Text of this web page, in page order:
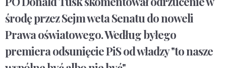
środę przez Sejm weta Senatu do noweli
Prawa oświatowego. Według byłego
premiera odsunięcie PiS od władzy "to nasze